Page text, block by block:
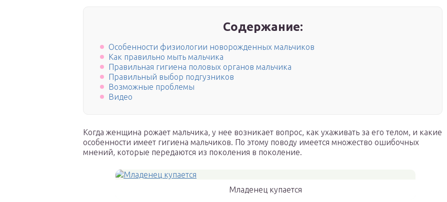
Содержание:
Особенности физиологии новорожденных мальчиков
Как правильно мыть мальчика
Правильная гигиена половых органов мальчика
Правильный выбор подгузников
Возможные проблемы
Видео
Когда женщина рожает мальчика, у нее возникает вопрос, как ухаживать за его телом, и какие
особенности имеет гигиена мальчиков. По этому поводу имеется множество ошибочных
мнений, которые передаются из поколения в поколение.
Младенец купается